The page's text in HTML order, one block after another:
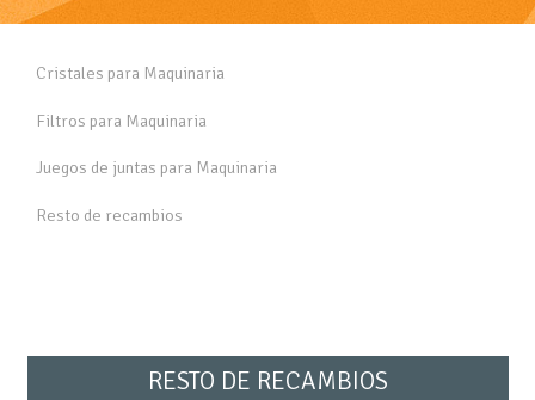
Cristales para Maquinaria
Filtros para Maquinaria
Juegos de juntas para Maquinaria
Resto de recambios
RESTO DE RECAMBIOS